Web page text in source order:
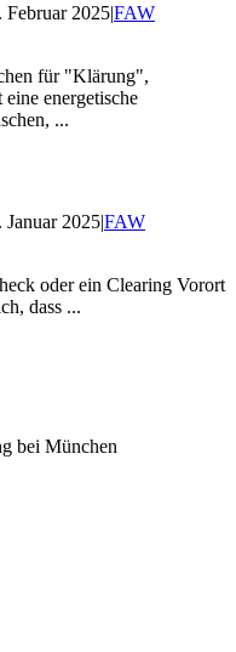
Februar 2025|FAW
für "Klärung",
energetische
...
Januar 2025|FAW
oder ein Clearing Vorort
dass ...
bei München